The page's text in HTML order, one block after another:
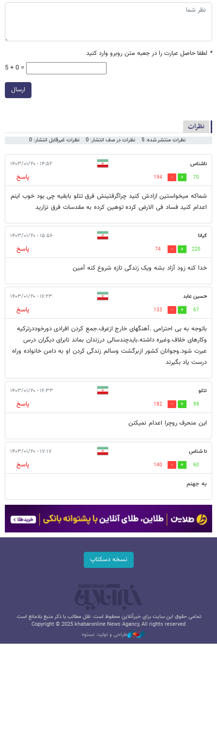
* لطفا حاصل عبارت را در جعبه متن روبرو وارد کنید
5 + 0 =
ارسال
نظرات
نظرات منتشر شده: 5 نظرات در صف انتشار: 0 نظرات غیرقابل انتشار: 0
ناشناس ۱۴:۵۲ - ۱۴۰۳/۰۱/۲۰
70
194
پاسخ
شماکه میخواستین ازادش کنید چراگرفتینش فرق تتلو بابقیه چی بود خوب اینم
اعدام کنید فساد فی الارض کرده توهین کرده به مقدسات فرق نزارید
کیانا ۱۵:۵۶ - ۱۴۰۳/۰۱/۲۰
220
74
پاسخ
خدا کنه زود آزاد بشه ویک زندگی تازه شروع کنه آمین
حسین عابد ۱۶:۲۳ - ۱۴۰۳/۰۱/۲۰
67
133
پاسخ
باتوجه به بی احترامی .آهنگهای خارج ازعرف.جمع کردن افرادی دورخوددرترکیه
وکارهای خلاف.وغیره داشته.بایدچندسالی درزندان بماند تابرای دیگران درس
عبرت شود.وجوانان کشور ازبرگشت وسالم زندگی کردن او به دامن خانواده وراه
درست یاد بگیرند
تتلو ۱۶:۳۳ - ۱۴۰۳/۰۱/۲۰
98
182
پاسخ
این منحرف روچرا اعدام نمیکنن
نا شناس ۱۷:۱۷ - ۱۴۰۳/۰۱/۲۰
60
140
پاسخ
به جهنم
نسخه دسکتاپ
تمامی حقوق این سایت برای خبرآنلاین محفوظ است. نقل مطالب با ذکر منبع بلامانع است.
Copyright © 2025 khabaronline News Agancy, All rights reserved
طراحی و تولید: نستوه